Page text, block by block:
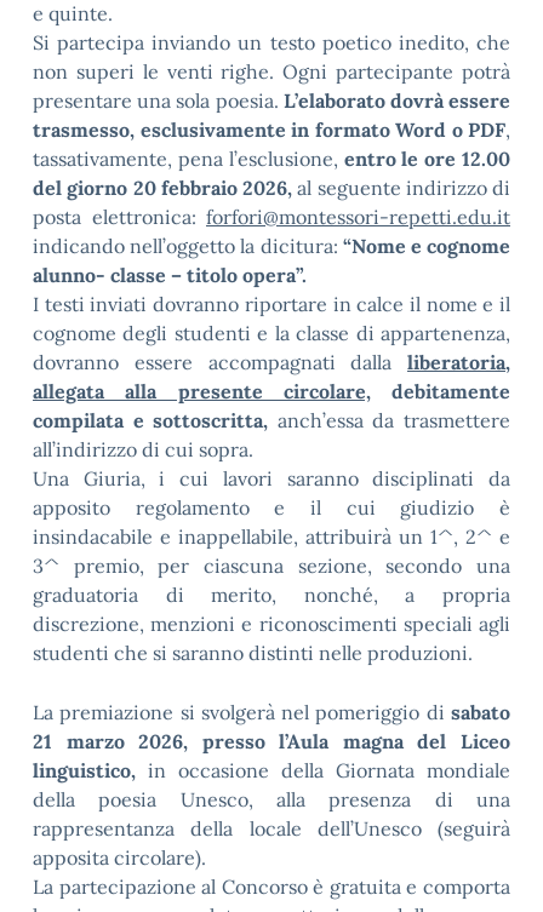
e quinte.
Si partecipa inviando un testo poetico inedito, che
non superi le venti righe. Ogni partecipante potrà
presentare una sola poesia. L’elaborato dovrà essere
trasmesso, esclusivamente in formato Word o PDF,
tassativamente, pena l’esclusione, entro le ore 12.00
del giorno 20 febbraio 2026, al seguente indirizzo di
posta elettronica: forfori@montessori-repetti.edu.it
indicando nell’oggetto la dicitura: “Nome e cognome
alunno- classe – titolo opera”.
I testi inviati dovranno riportare in calce il nome e il
cognome degli studenti e la classe di appartenenza,
dovranno essere accompagnati dalla liberatoria,
allegata alla presente circolare,debitamente
compilata e sottoscritta, anch’essa da trasmettere
all’indirizzo di cui sopra.
Una Giuria, i cui lavori saranno disciplinati da
apposito regolamento e il cui giudizio è
insindacabile e inappellabile, attribuirà un 1^, 2^ e
3^ premio, per ciascuna sezione, secondo una
graduatoria di merito, nonché, a propria
discrezione, menzioni e riconoscimenti speciali agli
studenti che si saranno distinti nelle produzioni.
La premiazione si svolgerà nel pomeriggio di sabato
21 marzo 2026, presso l’Aula magna del Liceo
linguistico, in occasione della Giornata mondiale
della poesia Unesco, alla presenza di una
rappresentanza della locale dell’Unesco (seguirà
apposita circolare).
La partecipazione al Concorso è gratuita e comporta